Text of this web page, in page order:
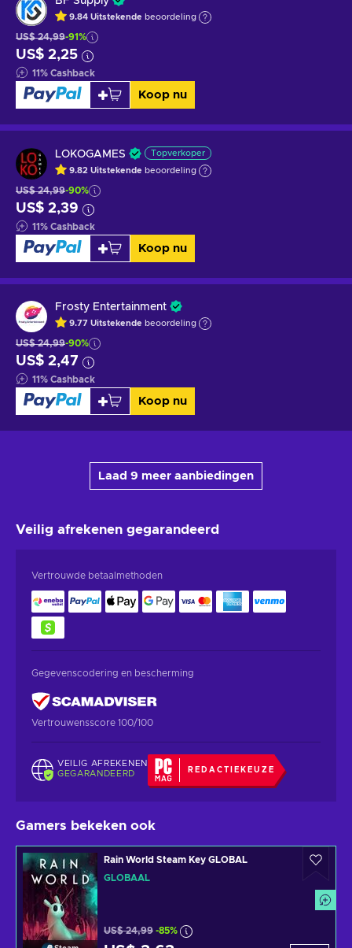
9.84 Uitstekende beoordeling
US$ 24,99-91%
US$ 2,25
11% Cashback
Koop nu
LOKOGAMES Topverkoper
9.82 Uitstekende beoordeling
US$ 24,99-90%
US$ 2,39
11% Cashback
Koop nu
Frosty Entertainment
9.77 Uitstekende beoordeling
US$ 24,99-90%
US$ 2,47
11% Cashback
Koop nu
Laad 9 meer aanbiedingen
Veilig afrekenen gegarandeerd
Vertrouwde betaalmethoden
Gegevenscodering en bescherming
Vertrouwensscore 100/100
VEILIG AFREKENEN
GEGARANDEERD
REDACTIEKEUZE
Gamers bekeken ook
Rain World Steam Key GLOBAL
GLOBAAL
US$ 24,99 -85%